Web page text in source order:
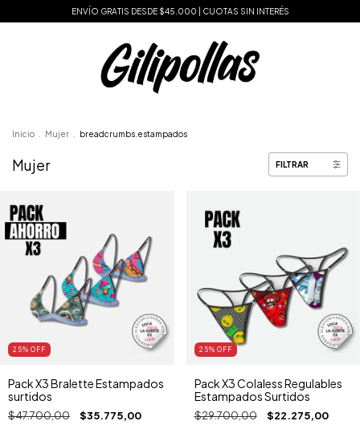
ENVÍO GRATIS DESDE $45.000 | CUOTAS SIN INTERÉS
Inicio Mujer breadcrumbs.estampados
Mujer FILTRAR
25% OFF
Pack X3 Bralette Estampados
surtidos
$47.700,00 $35.775,00
25% OFF
Pack X3 Colaless Regulables
Estampados Surtidos
$29.700,00 $22.275,00